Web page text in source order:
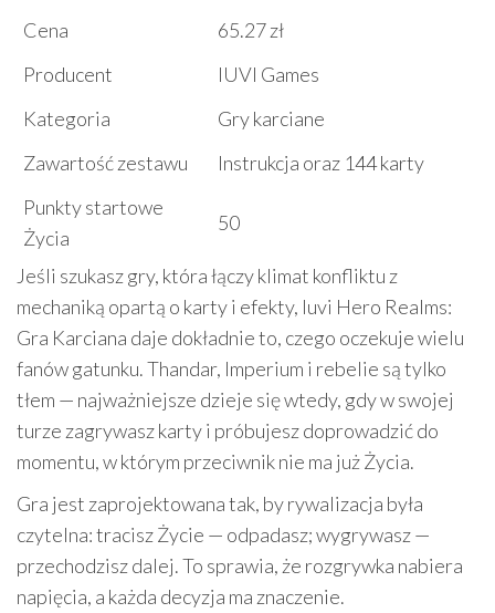
Cena
65.27 zł
Producent
IUVI Games
Kategoria
Gry karciane
Zawartość zestawu
Instrukcja oraz 144 karty
Punkty startowe
Życia
50
Jeśli szukasz gry, która łączy klimat konfliktu z
mechaniką opartą o karty i efekty, Iuvi Hero Realms:
Gra Karciana daje dokładnie to, czego oczekuje wielu
fanów gatunku. Thandar, Imperium i rebelie są tylko
tłem — najważniejsze dzieje się wtedy, gdy w swojej
turze zagrywasz karty i próbujesz doprowadzić do
momentu, w którym przeciwnik nie ma już Życia.
Gra jest zaprojektowana tak, by rywalizacja była
czytelna: tracisz Życie — odpadasz; wygrywasz —
przechodzisz dalej. To sprawia, że rozgrywka nabiera
napięcia, a każda decyzja ma znaczenie.